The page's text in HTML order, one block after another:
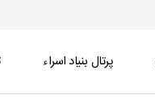
پرتال بنیاد اسراء